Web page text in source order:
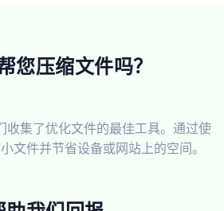
您压缩文件吗？
收集了优化文件的最佳工具。通过使
文件并节省设备或网站上的空间。